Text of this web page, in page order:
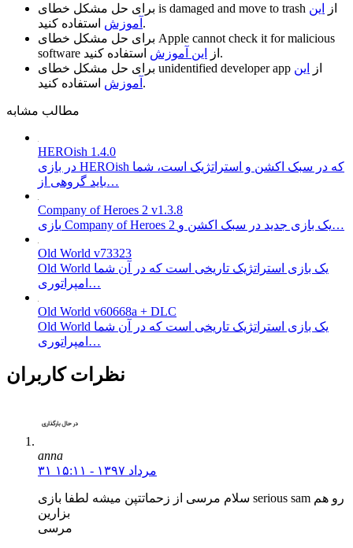
is damaged and move to trash از
این
آموزش استفاده کنید.
Apple cannot check it for malicious
software
از این آموزش
استفاده کنید.
unidentified developer app از
این
آموزش استفاده کنید.
مطالب مشابه
HEROish 1.4.0
در بازی HEROish که در سبک اکشن و استراتژیک است، شما
باید گروهی از…
Company of Heroes 2 v1.3.8
بازی Company of Heroes 2 یک بازی جدید در سبک اکشن و…
Old World v73323
Old World یک بازی استراتژیک تاریخی است که در آن شما
امپراتوری…
Old World v60668a + DLC
Old World یک بازی استراتژیک تاریخی است که در آن شما
امپراتوری…
نظرات کاربران
anna
۳۱ مرداد ۱۳۹۷ - ۱۵:۱۱
سلام مرسی از زحماتتپن میشه لطفا بازی serious sam رو هم
بزارین
مرسی